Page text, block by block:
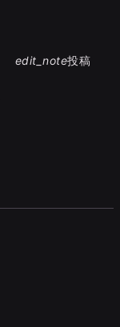
edit_note投稿